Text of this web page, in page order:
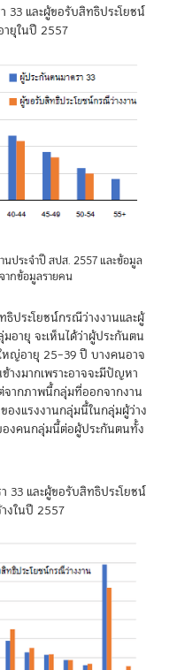
33 และผู้ขอรับสิทธิประโยชน์
ายุในปี 2557
ประจำปี สปส. 2557 และข้อมูล
กข้อมูลรายคน
ประโยชน์กรณีว่างงานและผู้
ายุ จะเห็นได้ว่าผู้ประกันตน
ญ่อายุ 25–39 ปี บางคนอาจ
งมากเพราะอาจจะมีปัญหา
ากภาพนี้กลุ่มที่ออกจากงาน
งแรงงานกลุ่มนี้ในกลุ่มผู้ว่าง
องคนกลุ่มนี้ต่อผู้ประกันตนทั้ง
33 และผู้ขอรับสิทธิประโยชน์
งในปี 2557